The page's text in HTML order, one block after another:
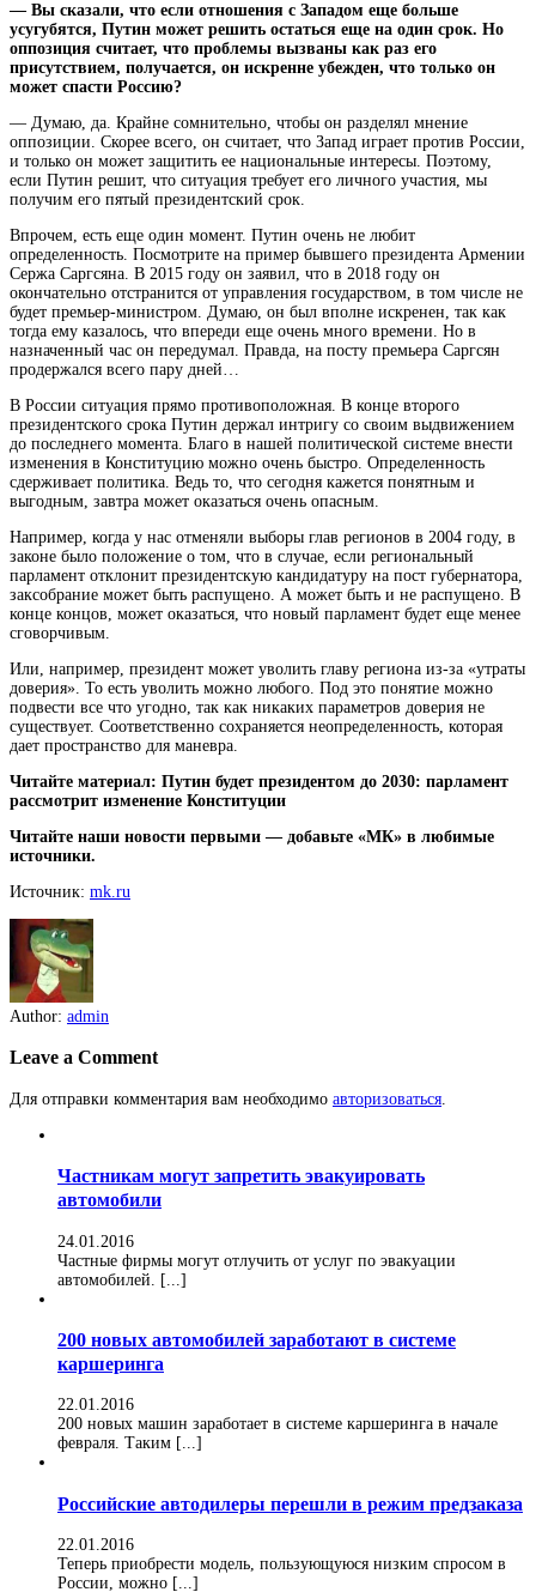
— Вы сказали, что если отношения с Западом еще больше
усугубятся, Путин может решить остаться еще на один срок. Но
оппозиция считает, что проблемы вызваны как раз его
присутствием, получается, он искренне убежден, что только он
может спасти Россию?
— Думаю, да. Крайне сомнительно, чтобы он разделял мнение
оппозиции. Скорее всего, он считает, что Запад играет против России,
и только он может защитить ее национальные интересы. Поэтому,
если Путин решит, что ситуация требует его личного участия, мы
получим его пятый президентский срок.
Впрочем, есть еще один момент. Путин очень не любит
определенность. Посмотрите на пример бывшего президента Армении
Сержа Саргсяна. В 2015 году он заявил, что в 2018 году он
окончательно отстранится от управления государством, в том числе не
будет премьер-министром. Думаю, он был вполне искренен, так как
тогда ему казалось, что впереди еще очень много времени. Но в
назначенный час он передумал. Правда, на посту премьера Саргсян
продержался всего пару дней…
В России ситуация прямо противоположная. В конце второго
президентского срока Путин держал интригу со своим выдвижением
до последнего момента. Благо в нашей политической системе внести
изменения в Конституцию можно очень быстро. Определенность
сдерживает политика. Ведь то, что сегодня кажется понятным и
выгодным, завтра может оказаться очень опасным.
Например, когда у нас отменяли выборы глав регионов в 2004 году, в
законе было положение о том, что в случае, если региональный
парламент отклонит президентскую кандидатуру на пост губернатора,
заксобрание может быть распущено. А может быть и не распущено. В
конце концов, может оказаться, что новый парламент будет еще менее
сговорчивым.
Или, например, президент может уволить главу региона из-за «утраты
доверия». То есть уволить можно любого. Под это понятие можно
подвести все что угодно, так как никаких параметров доверия не
существует. Соответственно сохраняется неопределенность, которая
дает пространство для маневра.
Читайте материал: Путин будет президентом до 2030: парламент
рассмотрит изменение Конституции
Читайте наши новости первыми — добавьте «МК» в любимые
источники.
Источник: mk.ru
Author: admin
Leave a Comment
Для отправки комментария вам необходимо авторизоваться
Частникам могут запретить эвакуировать
автомобили
24.01.2016
Частные фирмы могут отлучить от услуг по эвакуации
автомобилей. [...]
200 новых автомобилей заработают в системе
каршеринга
22.01.2016
200 новых машин заработает в системе каршеринга в начале
февраля. Таким [...]
Российские автодилеры перешли в режим предзаказа
22.01.2016
Теперь приобрести модель, пользующуюся низким спросом в
России, можно [...]